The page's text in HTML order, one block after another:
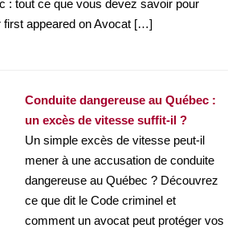
: tout ce que vous devez savoir pour
first appeared on Avocat […]
Conduite dangereuse au Québec :
un excès de vitesse suffit-il ?
Un simple excès de vitesse peut-il
mener à une accusation de conduite
dangereuse au Québec ? Découvrez
ce que dit le Code criminel et
comment un avocat peut protéger vos